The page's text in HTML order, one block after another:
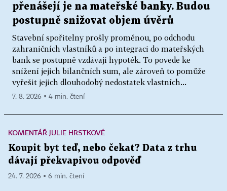
přenášejí je na mateřské banky. Budou
postupně snižovat objem úvěrů
Stavební spořitelny prošly proměnou, po odchodu
zahraničních vlastníků a po integraci do mateřských
bank se postupně vzdávají hypoték. To povede ke
snížení jejich bilančních sum, ale zároveň to pomůže
vyřešit jejich dlouhodobý nedostatek vlastních...
7. 8. 2026 ▪ 4 min. čtení
KOMENTÁŘ JULIE HRSTKOVÉ
Koupit byt teď, nebo čekat? Data z trhu
dávají překvapivou odpověď
24. 7. 2026 ▪ 6 min. čtení